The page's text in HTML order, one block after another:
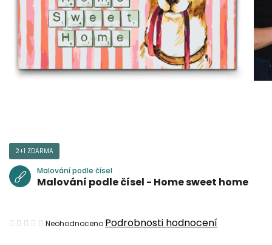
2+1 ZDARMA
Malování podle čísel
Malování podle čísel - Home sweet home
Průměrné
Neohodnoceno Podrobnosti hodnocení